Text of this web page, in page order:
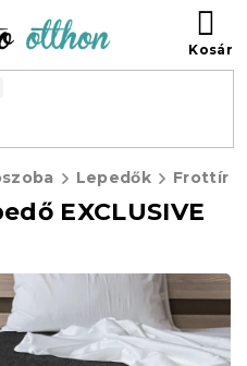
Lepedők Frottír
EXCLUSIVE